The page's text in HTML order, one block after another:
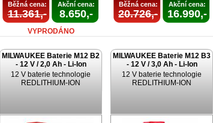
Běžná cena:
11.361,-
Akční cena:
8.650,-
VYPRODÁNO
Běžná cena:
20.726,-
Akční cena:
16.990,-
MILWAUKEE Baterie M12 B2
- 12 V / 2,0 Ah - Li-Ion
12 V baterie technologie
REDLITHIUM-ION
MILWAUKEE Baterie M12 B3
- 12 V / 3,0 Ah - Li-Ion
12 V baterie technologie
REDLITHIUM-ION